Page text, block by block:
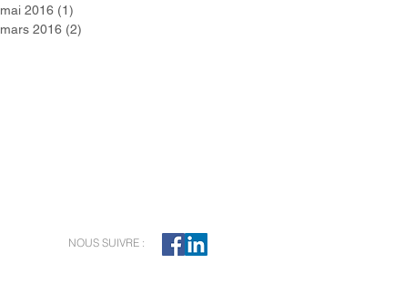
mai 2016 (1)
mars 2016 (2)
NOUS SUIVRE :